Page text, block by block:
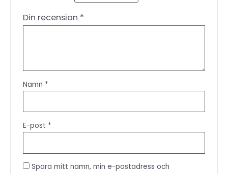
Din recension *
Namn *
E-post *
Spara mitt namn, min e-postadress och